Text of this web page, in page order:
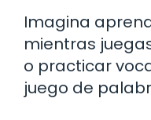
Imagina
mientras
o practicar
juego de